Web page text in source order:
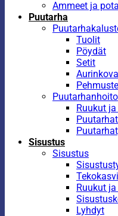
Ammeet ja
Puutarha
Tuolit
Pöydät
Setit
Puutarhanhoito
Ruukut
Sisustus
Sisustus
Ruukut
Lyhdyt